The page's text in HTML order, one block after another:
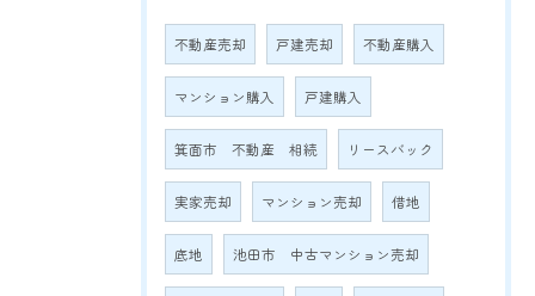
不動産売却 戸建売却 不動産購入
マンション購入 戸建購入
箕面市 不動産 相続 リースバック
実家売却 マンション売却 借地
底地 池田市 中古マンション売却